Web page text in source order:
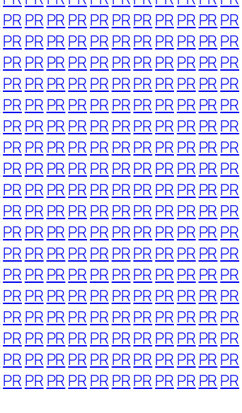
PR PR PR PR PR PRPR PR PR PR PR
PR PR PR PR PR PRPR PR PR PR PR
PR PR PR PR PR PRPR PR PR PR PR
PR PR PR PR PR PRPR PR PR PR PR
PR PR PR PR PR PRPR PR PR PR PR
PR PR PR PR PR PRPR PR PR PR PR
PR PR PR PR PR PRPR PR PR PR PR
PR PR PR PR PR PRPR PR PR PR PR
PR PR PR PR PR PRPR PR PR PR PR
PR PR PR PR PR PRPR PR PR PR PR
PR PR PR PR PR PRPR PR PR PR PR
PR PR PR PR PR PRPR PR PR PR PR
PR PR PR PR PR PRPR PR PR PR PR
PR PR PR PR PR PRPR PR PR PR PR
PR PR PR PR PR PRPR PR PR PR PR
PR PR PR PR PR PRPR PR PR PR PR
PR PR PR PR PR PRPR PR PR PR PR
PR PR PR PR PR PRPR PR PR PR PR